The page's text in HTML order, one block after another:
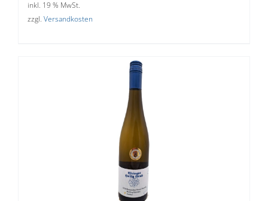
inkl. 19 % MwSt.
zzgl. Versandkosten